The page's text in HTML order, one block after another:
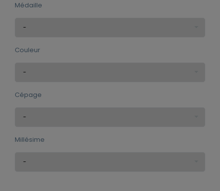
Médaille
Couleur
Cépage
Millésime